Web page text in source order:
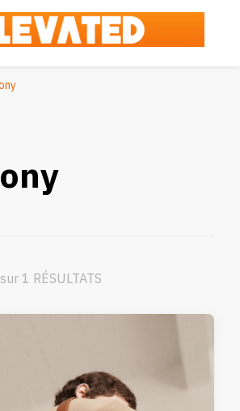
1 RÉSULTATS